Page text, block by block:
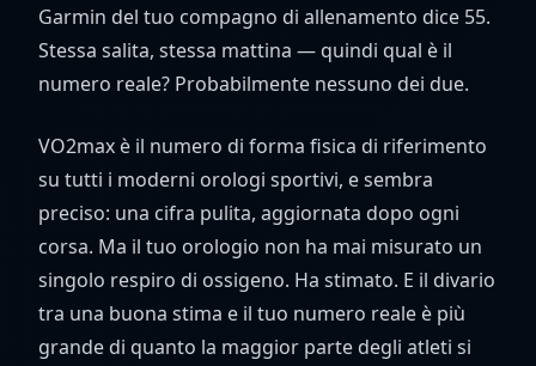
Garmin del tuo compagno di allenamento dice 55.
Stessa salita, stessa mattina — quindi qual è il
numero reale? Probabilmente nessuno dei due.
VO2max è il numero di forma fisica di riferimento
su tutti i moderni orologi sportivi, e sembra
preciso: una cifra pulita, aggiornata dopo ogni
corsa. Ma il tuo orologio non ha mai misurato un
singolo respiro di ossigeno. Ha stimato. E il divario
tra una buona stima e il tuo numero reale è più
grande di quanto la maggior parte degli atleti si